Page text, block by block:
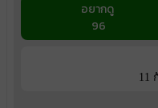
อยากดู
96
11